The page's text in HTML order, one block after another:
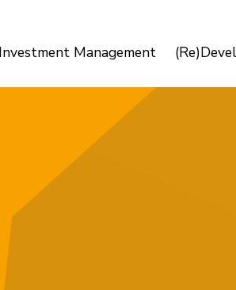
Investment Management